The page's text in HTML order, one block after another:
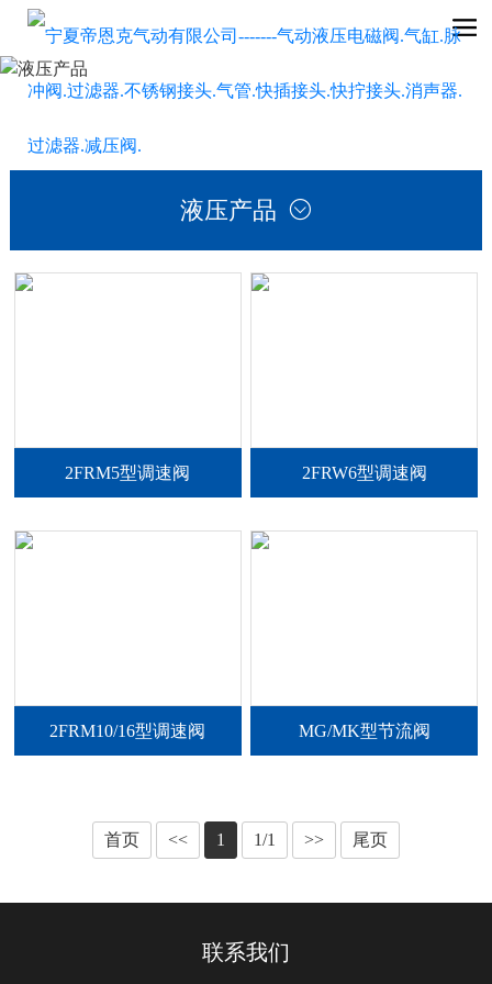
液压产品 
2FRM5型调速阀 2FRW6型调速阀
2FRM10/16型调速阀 MG/MK型节流阀
首页 << 1 1/1 >> 尾页
联系我们